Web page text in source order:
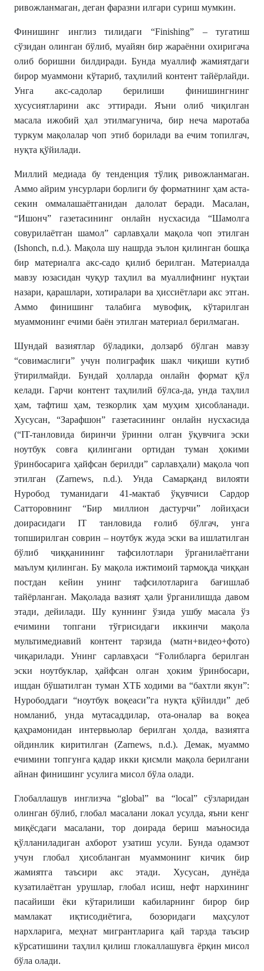
ривожланмаган, деган фаразни илгари суриш мумкин.
Финишинг инглиз тилидаги “Finishing” – тугатиш
сўзидан олинган бўлиб, муайян бир жараённи охиригача
олиб боришни билдиради. Бунда муаллиф жамиятдаги
бирор муаммони кўтариб, таҳлилий контент тайёрлайди.
Унга акс-садолар берилиши финишингнинг
хусусиятларини акс эттиради. Яъни олиб чиқилган
масала ижобий ҳал этилмагунича, бир неча маротаба
туркум мақолалар чоп этиб борилади ва ечим топилгач,
нуқта қўйилади.
Миллий медиада бу тенденция тўлиқ ривожланмаган.
Аммо айрим унсурлари борлиги бу форматнинг ҳам аста-
секин оммалашаётганидан далолат беради. Масалан,
“Ишонч” газетасининг онлайн нусхасида “Шамолга
совурилаётган шамол” сарлавҳали мақола чоп этилган
(Ishonch, n.d.). Мақола шу нашрда эълон қилинган бошқа
бир материалга акс-садо қилиб берилган. Материалда
мавзу юзасидан чуқур таҳлил ва муаллифнинг нуқтаи
назари, қарашлари, хотиралари ва ҳиссиётлари акс этган.
Аммо финишинг талабига мувофиқ, кўтарилган
муаммонинг ечими баён этилган материал берилмаган.
Шундай вазиятлар бўладики, долзарб бўлган мавзу
“совимаслиги” учун полиграфик шакл чиқиши кутиб
ўтирилмайди. Бундай ҳолларда онлайн формат қўл
келади. Гарчи контент таҳлилий бўлса-да, унда таҳлил
ҳам, тафтиш ҳам, тезкорлик ҳам муҳим ҳисобланади.
Хусусан, “Зарафшон” газетасининг онлайн нусхасида
(“IT-танловида биринчи ўринни олган ўқувчига эски
ноутбук совға қилингани ортидан туман ҳокими
ўринбосарига ҳайфсан берилди” сарлавҳали) мақола чоп
этилган (Zarnews, n.d.). Унда Самарқанд вилояти
Нуробод туманидаги 41-мактаб ўқувчиси Сардор
Сатторовнинг “Бир миллион дастурчи” лойиҳаси
доирасидаги IT танловида ғолиб бўлгач, унга
топширилган соврин – ноутбук жуда эски ва ишлатилган
бўлиб чиққанининг тафсилотлари ўрганилаётгани
маълум қилинган. Бу мақола ижтимоий тармоқда чиққан
постдан кейин унинг тафсилотларига бағишлаб
тайёрланган. Мақолада вазият ҳали ўрганилишда давом
этади, дейилади. Шу куннинг ўзида ушбу масала ўз
ечимини топгани тўғрисидаги иккинчи мақола
мультимедиавий контент тарзида (матн+видео+фото)
чиқарилади. Унинг сарлавҳаси “Ғолибларга берилган
эски ноутбуклар, ҳайфсан олган ҳоким ўринбосари,
ишдан бўшатилган туман ХТБ ходими ва “бахтли якун”:
Нурободдаги “ноутбук воқеаси”га нуқта қўйилди” деб
номланиб, унда мутасаддилар, ота-оналар ва воқеа
қаҳрамонидан интервьюлар берилган ҳолда, вазиятга
ойдинлик киритилган (Zarnews, n.d.). Демак, муаммо
ечимини топгунга қадар икки қисмли мақола берилгани
айнан финишинг усулига мисол бўла олади.
Глобаллашув инглизча “global” ва “local” сўзларидан
олинган бўлиб, глобал масалани локал усулда, яъни кенг
миқёсдаги масалани, тор доирада бериш маъносида
қўлланиладиган ахборот узатиш усули. Бунда одамзот
учун глобал ҳисобланган муаммонинг кичик бир
жамиятга таъсири акс этади. Хусусан, дунёда
кузатилаётган урушлар, глобал исиш, нефт нархининг
пасайиши ёки кўтарилиши кабиларнинг бирор бир
мамлакат иқтисодиётига, бозоридаги маҳсулот
нархларига, меҳнат мигрантларига қай тарзда таъсир
кўрсатишини таҳлил қилиш глокаллашувга ёрқин мисол
бўла олади.